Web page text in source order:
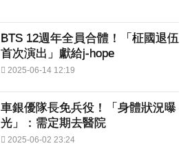
BTS 12週年全員合體！「柾國退伍
首次演出」獻給j-hope
2025-06-14 12:19
車銀優隊長免兵役！「身體狀況曝
光」：需定期去醫院
2025-06-02 23:24